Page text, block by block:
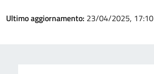
Ultimo aggiornamento: 23/04/2025, 17:10